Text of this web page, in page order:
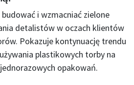
i wzmacniać zielone
detalistów w oczach klientów
Pokazuje kontynuację trendu
plastikowych torby na
opakowań.